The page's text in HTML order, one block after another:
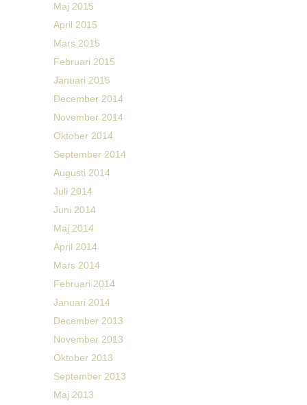
Maj 2015
April 2015
Mars 2015
Februari 2015
Januari 2015
December 2014
November 2014
Oktober 2014
September 2014
Augusti 2014
Juli 2014
Juni 2014
Maj 2014
April 2014
Mars 2014
Februari 2014
Januari 2014
December 2013
November 2013
Oktober 2013
September 2013
Maj 2013